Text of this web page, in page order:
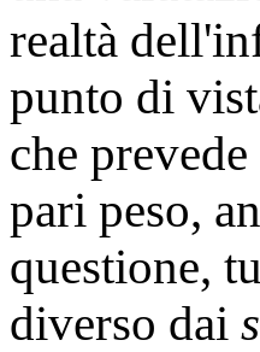
realtà
punto di
che
pari peso,
questione,
diverso dai